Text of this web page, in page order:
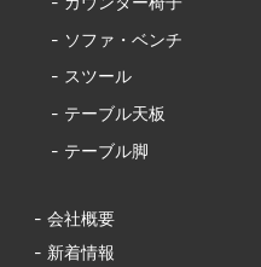
- ソファ・ベンチ
- スツール
- テーブル天板
- テーブル脚
- 会社概要
- 新着情報